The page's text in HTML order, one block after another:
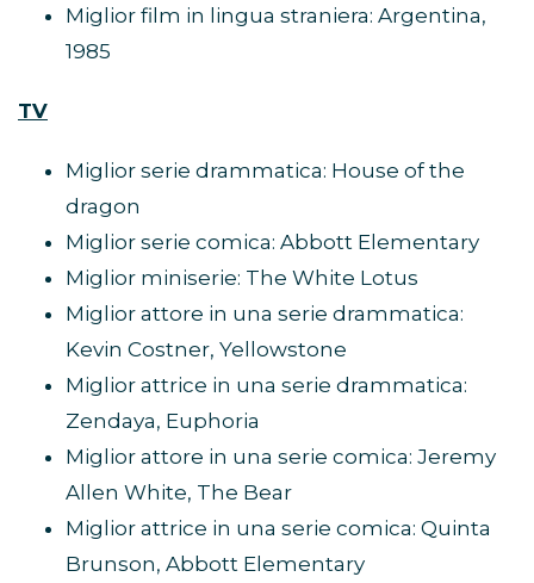
Miglior film in lingua straniera: Argentina,
1985
TV
Miglior serie drammatica: House of the
dragon
Miglior serie comica: Abbott Elementary
Miglior miniserie: The White Lotus
Miglior attore in una serie drammatica:
Kevin Costner, Yellowstone
Miglior attrice in una serie drammatica:
Zendaya, Euphoria
Miglior attore in una serie comica: Jeremy
Allen White, The Bear
Miglior attrice in una serie comica: Quinta
Brunson, Abbott Elementary